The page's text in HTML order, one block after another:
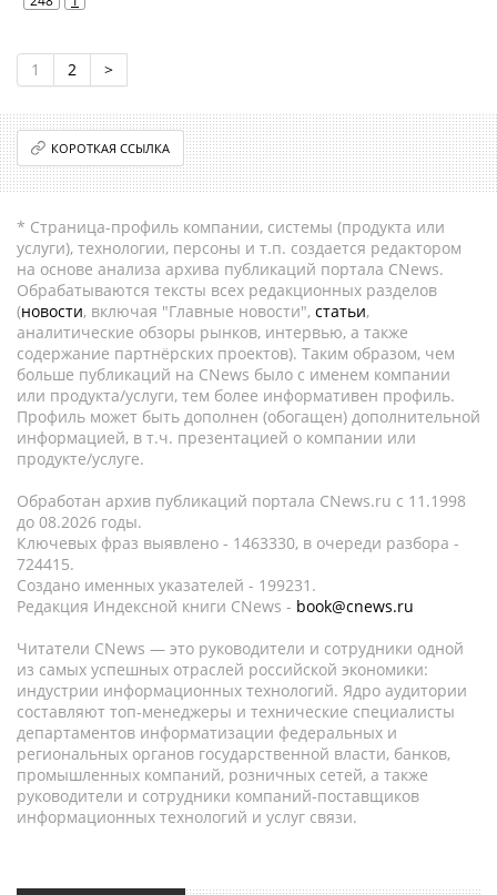
1 2 >
КОРОТКАЯ ССЫЛКА
* Страница-профиль компании, системы (продукта или
услуги), технологии, персоны и т.п. создается редактором
на основе анализа архива публикаций портала CNews.
Обрабатываются тексты всех редакционных разделов
(новости, включая "Главные новости", статьи,
аналитические обзоры рынков, интервью, а также
содержание партнёрских проектов). Таким образом, чем
больше публикаций на CNews было с именем компании
или продукта/услуги, тем более информативен профиль.
Профиль может быть дополнен (обогащен) дополнительной
информацией, в т.ч. презентацией о компании или
продукте/услуге.
Обработан архив публикаций портала CNews.ru c 11.1998
до 08.2026 годы.
Ключевых фраз выявлено - 1463330, в очереди разбора -
724415.
Создано именных указателей - 199231.
Редакция Индексной книги CNews - book@cnews.ru
Читатели CNews — это руководители и сотрудники одной
из самых успешных отраслей российской экономики:
индустрии информационных технологий. Ядро аудитории
составляют топ-менеджеры и технические специалисты
департаментов информатизации федеральных и
региональных органов государственной власти, банков,
промышленных компаний, розничных сетей, а также
руководители и сотрудники компаний-поставщиков
информационных технологий и услуг связи.